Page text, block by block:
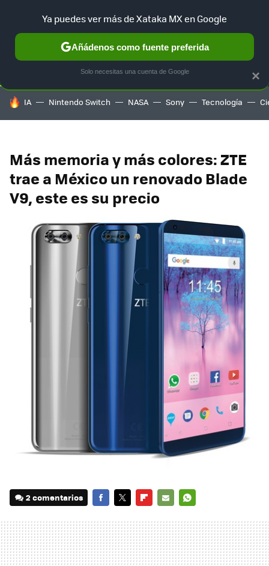
SELECCIÓN GAMING HOME AUTO TERRITORIO
HOY SE HABLA DE
IA Nintendo Switch NASA Sony Tecnología
Más memoria y más colores: ZTE
trae a México un renovado Blade
V9, este es su precio
2 comentarios
MAIL
×
Ya puedes ver más de Xataka MX en Google
Añádenos como fuente preferida
Solo necesitas una cuenta de Google